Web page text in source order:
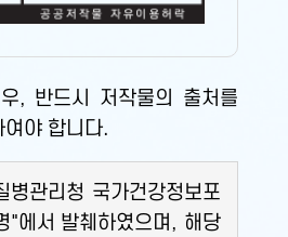
, 반드시 저작물의 출처를
야 합니다.
병관리청 국가건강정보포
"에서 발췌하였으며, 해당